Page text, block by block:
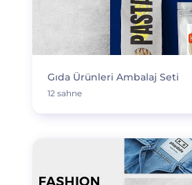
Gıda Ürünleri Ambalaj Seti
12 sahne